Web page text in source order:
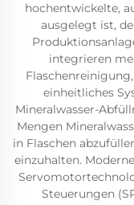
hochentwickelte,
ausgelegt ist,
integrieren
einheitliches
Mineralwasser-
Mengen
in Flaschen
einzuhalten.
Steuerungen